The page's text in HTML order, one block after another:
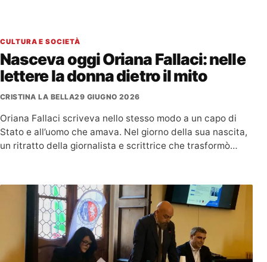
CULTURA E SOCIETÀ
Nasceva oggi Oriana Fallaci: nelle
lettere la donna dietro il mito
CRISTINA LA BELLA29 GIUGNO 2026
Oriana Fallaci scriveva nello stesso modo a un capo di
Stato e all’uomo che amava. Nel giorno della sua nascita,
un ritratto della giornalista e scrittrice che trasformò…